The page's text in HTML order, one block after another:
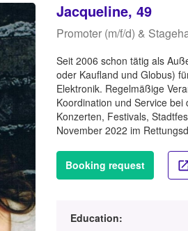
Jacqueline, 49
Promoter (m/f/d) &
Seit 2006 schon tätig als
oder Kaufland und Globus)
Elektronik. Regelmäßige
Koordination und Service
Konzerten, Festivals,
November 2022 im
Booking request
Education: